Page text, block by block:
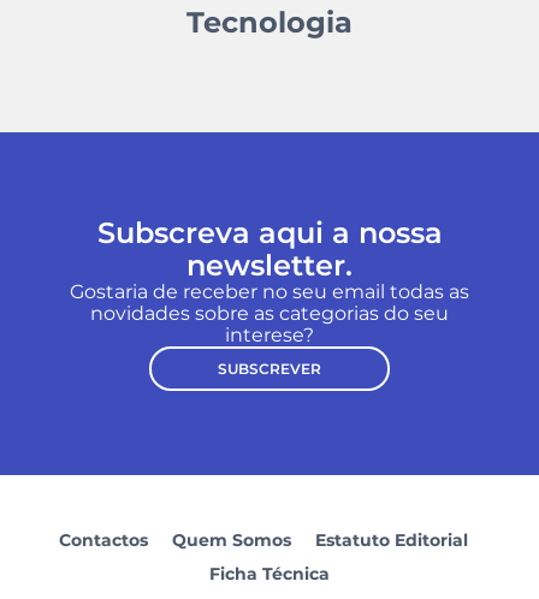
Tecnologia
Subscreva aqui a nossa
newsletter.
Gostaria de receber no seu email todas as
novidades sobre as categorias do seu
interese?
SUBSCREVER
Contactos Quem Somos
Estatuto Editorial
Ficha Técnica